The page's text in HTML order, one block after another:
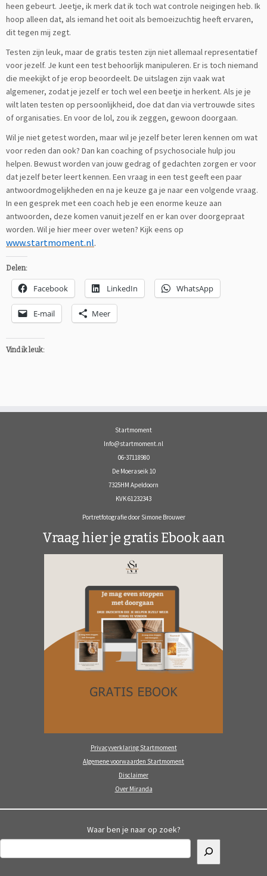
heen gebeurt. Jeetje, ik merk dat ik toch wat controle neigingen heb. Ik
hoop alleen dat, als iemand het ooit als bemoeizuchtig heeft ervaren,
dit tegen mij zegt.
Testen zijn leuk, maar de gratis testen zijn niet allemaal representatief
voor jezelf. Je kunt een test behoorlijk manipuleren. Er is toch niemand
die meekijkt of je erop beoordeelt. De uitslagen zijn vaak wat
algemener, zodat je jezelf er toch wel een beetje in herkent. Als je je
wilt laten testen op persoonlijkheid, doe dat dan via vertrouwde sites
of organisaties. En voor de lol, zou ik zeggen, gewoon doorgaan.
Wil je niet getest worden, maar wil je jezelf beter leren kennen om wat
voor reden dan ook? Dan kan coaching of psychosociale hulp jou
helpen. Bewust worden van jouw gedrag of gedachten zorgen er voor
dat jezelf beter leert kennen. Een vraag in een test geeft een paar
antwoordmogelijkheden en na je keuze ga je naar een volgende vraag.
In een gesprek met een coach heb je een enorme keuze aan
antwoorden, deze komen vanuit jezelf en er kan over doorgepraat
worden. Wil je hier meer over weten? Kijk eens op
www.startmoment.nl.
Delen:
Facebook LinkedIn WhatsApp
E-mail Meer
Vind ik leuk:
Startmoment
Info@startmoment.nl
06-37118980
De Moeraseik 10
7325HM Apeldoorn
KVK 61232343
Portretfotografie door Simone Brouwer
Vraag hier je gratis Ebook aan
Privacyverklaring Startmoment
Algemene voorwaarden Startmoment
Disclaimer
Over Miranda
Waar ben je naar op zoek?